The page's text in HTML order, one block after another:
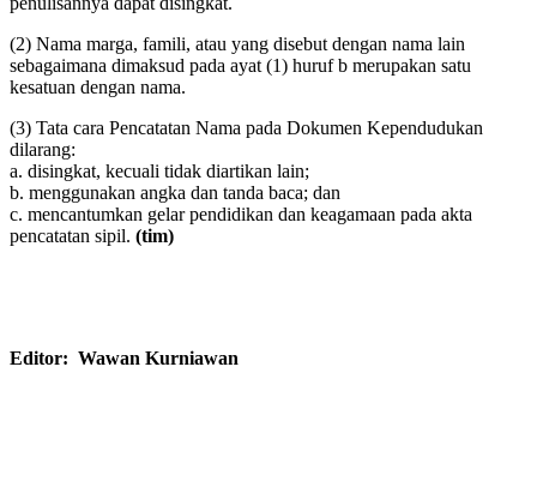
(2) Nama marga, famili, atau yang disebut dengan nama lain
sebagaimana dimaksud pada ayat (1) huruf b merupakan satu
kesatuan dengan nama.
(3) Tata cara Pencatatan Nama pada Dokumen Kependudukan
dilarang:
a. disingkat, kecuali tidak diartikan lain;
b. menggunakan angka dan tanda baca; dan
c. mencantumkan gelar pendidikan dan keagamaan pada akta
pencatatan sipil. (tim)
Editor: Wawan Kurniawan